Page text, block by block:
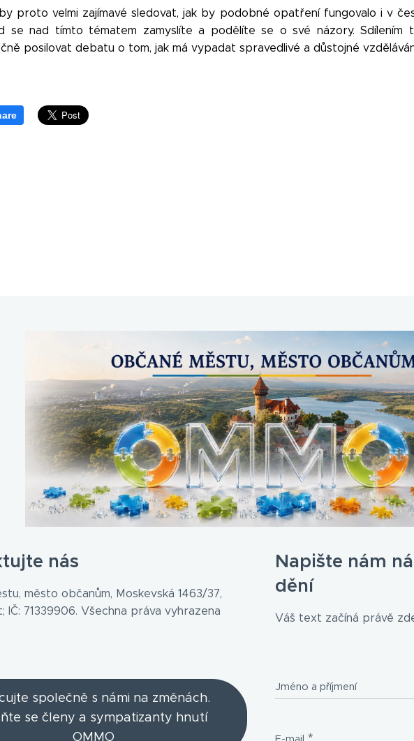
proto velmi zajímavé sledovat, jak by podobné opatření fungovalo i v
se nad tímto tématem zamyslíte a podělíte se o své názory. Sdílením
posilovat debatu o tom, jak má vypadat spravedlivé a důstojné
nás
město občanům, Moskevská 1463/37,
IČ: 71339906. Všechna práva vyhrazena
společně s námi na změnách.
se členy a sympatizanty hnutí
OMMO
Napište nám
dění
Váš text začíná právě
Jméno a příjmení